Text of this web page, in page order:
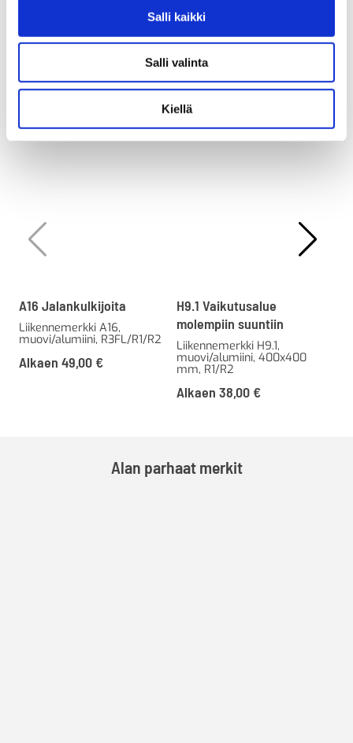
Salli kaikki
Salli valinta
Kiellä
Tutustu myös
A16 Jalankulkijoita
Liikennemerkki A16,
muovi/alumiini, R3FL/R1/R2
Alkaen 49,00 €
H9.1 Vaikutusalue
molempiin suuntiin
Liikennemerkki H9.1,
muovi/alumiini, 400x400
mm, R1/R2
Alkaen 38,00 €
Alan parhaat merkit